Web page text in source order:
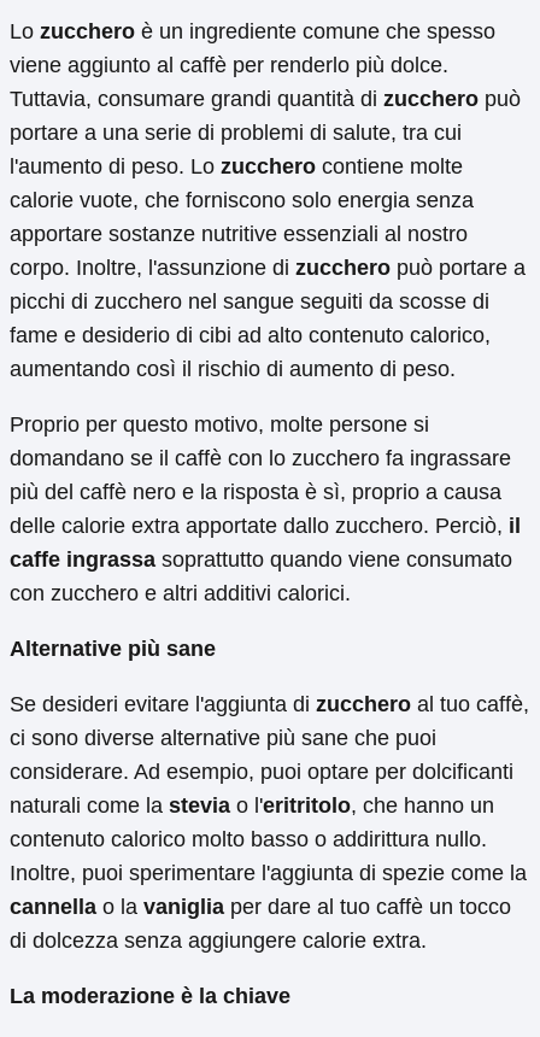
Lo zucchero è un ingrediente comune che spesso
viene aggiunto al caffè per renderlo più dolce.
Tuttavia, consumare grandi quantità di zucchero può
portare a una serie di problemi di salute, tra cui
l'aumento di peso. Lo zucchero contiene molte
calorie vuote, che forniscono solo energia senza
apportare sostanze nutritive essenziali al nostro
corpo. Inoltre, l'assunzione di zucchero può portare a
picchi di zucchero nel sangue seguiti da scosse di
fame e desiderio di cibi ad alto contenuto calorico,
aumentando così il rischio di aumento di peso.
Proprio per questo motivo, molte persone si
domandano se il caffè con lo zucchero fa ingrassare
più del caffè nero e la risposta è sì, proprio a causa
delle calorie extra apportate dallo zucchero. Perciò, il
caffe ingrassa soprattutto quando viene consumato
con zucchero e altri additivi calorici.
Alternative più sane
Se desideri evitare l'aggiunta di zucchero al tuo caffè,
ci sono diverse alternative più sane che puoi
considerare. Ad esempio, puoi optare per dolcificanti
naturali come la stevia o l'eritritolo, che hanno un
contenuto calorico molto basso o addirittura nullo.
Inoltre, puoi sperimentare l'aggiunta di spezie come la
cannella o la vaniglia per dare al tuo caffè un tocco
di dolcezza senza aggiungere calorie extra.
La moderazione è la chiave